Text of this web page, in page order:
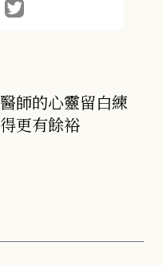
師的心靈留白練
更有餘裕